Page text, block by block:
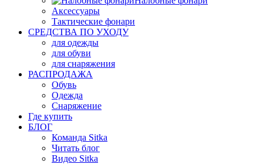
Аксессуары
Тактические фонари
СРЕДСТВА ПО УХОДУ
для одежды
для обуви
для снаряжения
РАСПРОДАЖА
Обувь
Одежда
Снаряжение
Где купить
БЛОГ
Команда Sitka
Читать блог
Видео Sitka